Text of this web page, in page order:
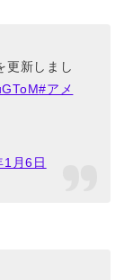
更新しまし
#アメ
月6日